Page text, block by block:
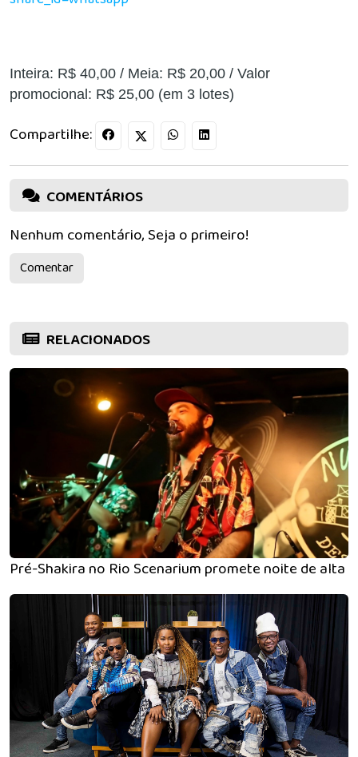
Inteira: R$ 40,00 / Meia: R$ 20,00 / Valor
promocional: R$ 25,00 (em 3 lotes)
Compartilhe:
COMENTÁRIOS
Nenhum comentário, Seja o primeiro!
Comentar
RELACIONADOS
Pré-Shakira no Rio Scenarium promete noite de alta